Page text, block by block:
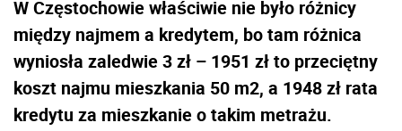
W Częstochowie właściwie nie było różnicy
między najmem a kredytem, bo tam różnica
wyniosła zaledwie 3 zł – 1951 zł to przeciętny
koszt najmu mieszkania 50 m2, a 1948 zł rata
kredytu za mieszkanie o takim metrażu.